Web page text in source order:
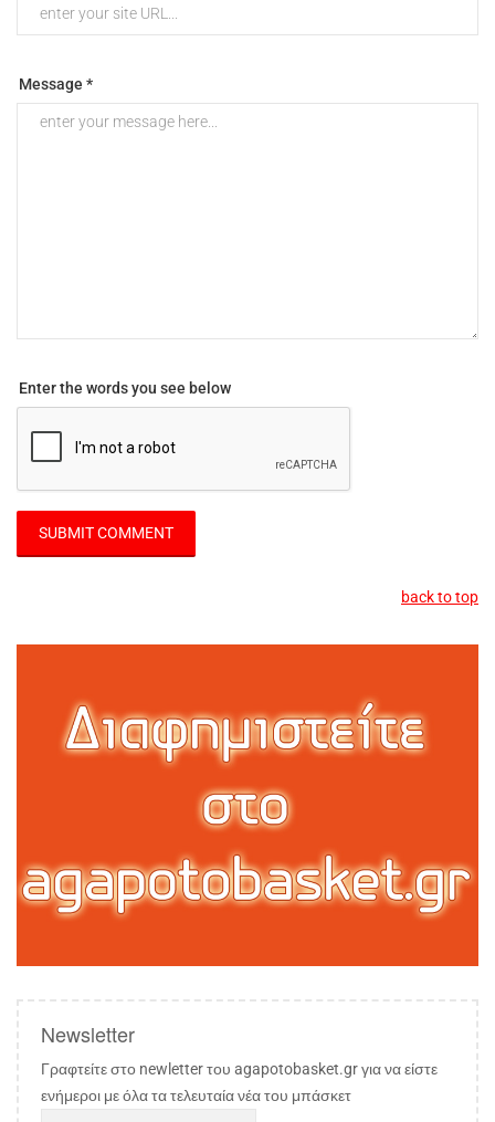
Message *
Enter the words you see below
back to top
Newsletter
Γραφτείτε στο newletter του agapotobasket.gr για να είστε
ενήμεροι με όλα τα τελευταία νέα του μπάσκετ